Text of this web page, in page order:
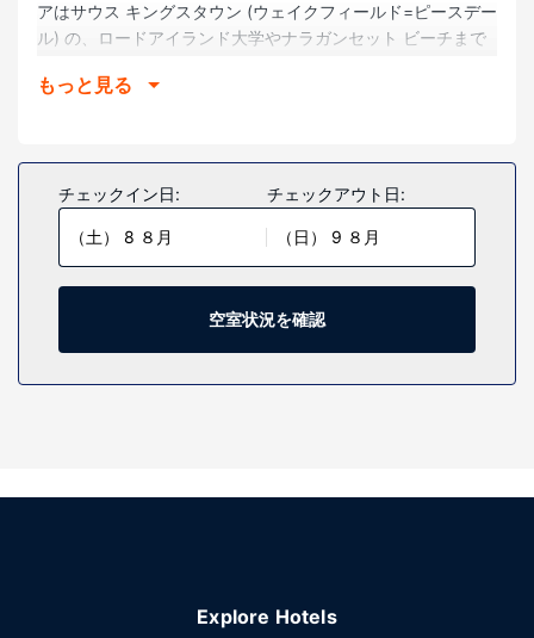
アはサウス キングスタウン (ウェイクフィールド=ピースデー
ル) の、ロードアイランド大学やナラガンセット ビーチまで
ク アイランド フェリーまで 11.6 km、ポイント ジュディス
全部で 100 室ある客室には冷蔵庫、液晶テレビがあります。
有料 WiFiをお使いいただけるほか、ケーブルの番組をご覧い
ただけます。専用バスルームには、ヘアドライヤー、歯磨き
セットが付いています。セーフティボックス、新聞 (無料)の
他に、市内通話 (無料)付きの電話をご利用いただけます。
ン設備をぜひご利用ください。その他の設備としてこのホテ
までお召し上がりいただけます。
もっと見る
チェックイン日:
（土） 8 ８月
チェックアウト日:
（日） 9 ８月
空室状況を確認
Explore Hotels